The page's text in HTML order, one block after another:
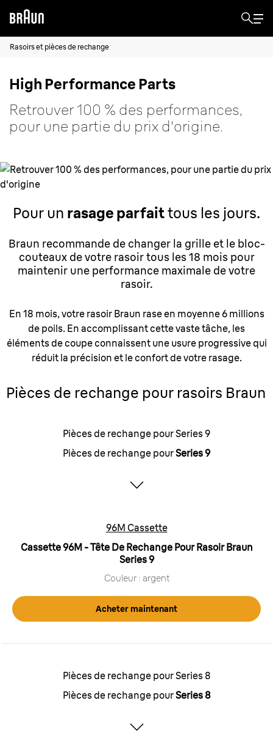
Rasoirs et pièces de rechange
High Performance Parts
Retrouver 100 % des performances,
pour une partie du prix d'origine.
Pour un rasage parfaittous les jours.
Braun recommande de changer la grille et le bloc-
couteaux de votre rasoir tous les 18 mois pour
maintenir une performance maximale de votre
rasoir.
En 18 mois, votre rasoir Braun rase en moyenne 6 millions
de poils. En accomplissant cette vaste tâche, les
éléments de coupe connaissent une usure progressive qui
réduit la précision et le confort de votre rasage.
Pièces de rechange pour rasoirs Braun
Pièces de rechange pour Series 9
Pièces de rechange pourSeries 9
96M Cassette
Cassette 96M - Tête De Rechange Pour Rasoir Braun
Series 9
Couleur : argent
Acheter maintenant
Pièces de rechange pour Series 8
Pièces de rechange pourSeries 8